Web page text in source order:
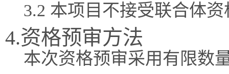
3.2 本项目不接受联合体
4.资格预审方法
本次资格预审采用有限数